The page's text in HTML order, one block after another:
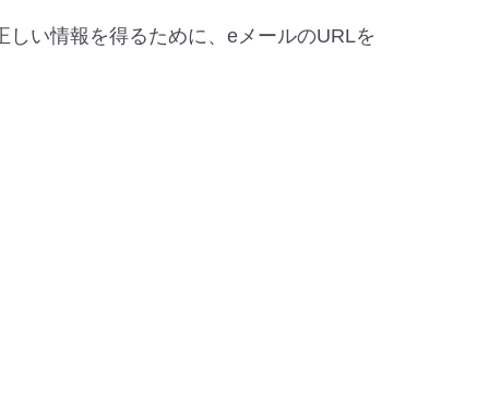
い情報を得るために、eメールのURLを